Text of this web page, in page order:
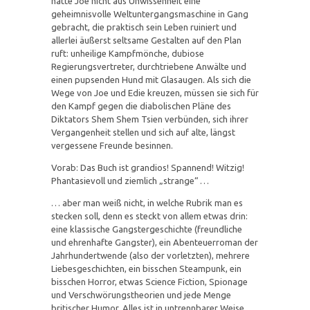
geheimnisvolle Weltuntergangsmaschine in Gang
gebracht, die praktisch sein Leben ruiniert und
allerlei äußerst seltsame Gestalten auf den Plan
ruft: unheilige Kampfmönche, dubiose
Regierungsvertreter, durchtriebene Anwälte und
einen pupsenden Hund mit Glasaugen. Als sich die
Wege von Joe und Edie kreuzen, müssen sie sich für
den Kampf gegen die diabolischen Pläne des
Diktators Shem Shem Tsien verbünden, sich ihrer
Vergangenheit stellen und sich auf alte, längst
vergessene Freunde besinnen.
Vorab: Das Buch ist grandios! Spannend! Witzig!
Phantasievoll und ziemlich „strange“ …
… aber man weiß nicht, in welche Rubrik man es
stecken soll, denn es steckt von allem etwas drin:
eine klassische Gangstergeschichte (freundliche
und ehrenhafte Gangster), ein Abenteuerroman der
Jahrhundertwende (also der vorletzten), mehrere
Liebesgeschichten, ein bisschen Steampunk, ein
bisschen Horror, etwas Science Fiction, Spionage
und Verschwörungstheorien und jede Menge
britischer Humor. Alles ist in untrennbarer Weise